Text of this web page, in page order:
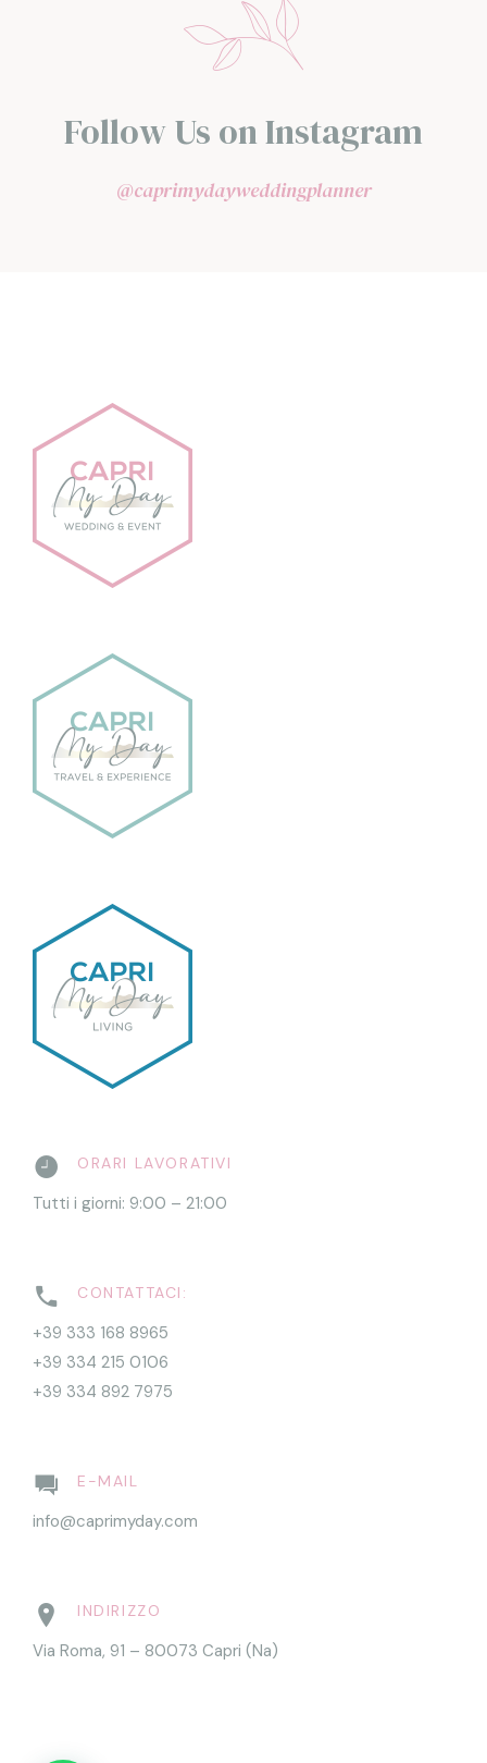
Follow Us on Instagram
@caprimydayweddingplanner
ORARI LAVORATIVI
Tutti i giorni: 9:00 – 21:00
CONTATTACI:
+39 333 168 8965
+39 334 215 0106
+39 334 892 7975
E-MAIL
info@caprimyday.com
INDIRIZZO
Via Roma, 91 – 80073 Capri (Na)